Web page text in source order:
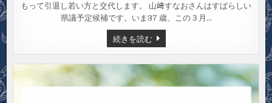
もって引退し若い方と交代します。 山﨑すなおさんはすばらしい
県議予定候補です。いま37 歳、この３月…
続きを読む川
口
か
共
産
党